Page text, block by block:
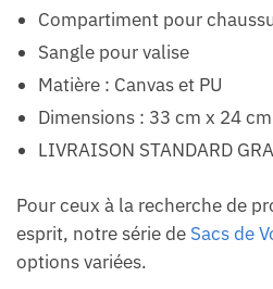
Compartiment pour
Sangle pour valise
Matière : Canvas et PU
Dimensions : 33 cm x 24
LIVRAISON STANDARD
Pour ceux à la recherche de
esprit, notre série de Sacs de
options variées.